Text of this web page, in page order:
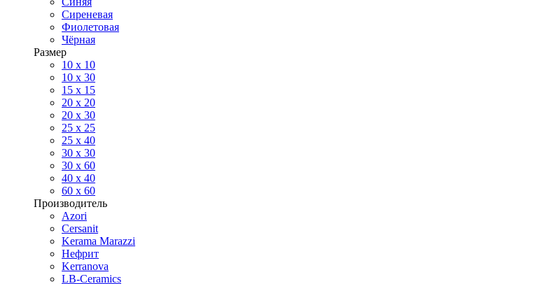
Сиреневая
Фиолетовая
Чёрная
Размер
10 х 10
10 x 30
15 x 15
20 х 20
20 x 30
25 x 25
25 x 40
30 x 30
30 х 60
40 х 40
60 х 60
Производитель
Azori
Cersanit
Kerama Marazzi
Нефрит
Kerranova
LB-Ceramics